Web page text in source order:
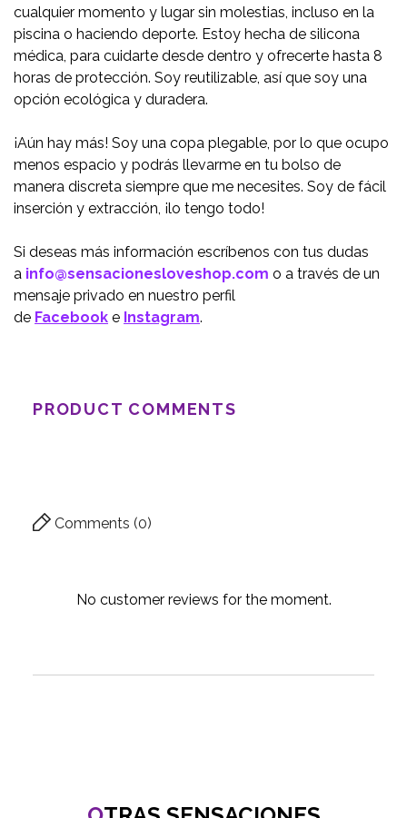
cualquier momento y lugar sin molestias, incluso en la
piscina o haciendo deporte. Estoy hecha de silicona
médica, para cuidarte desde dentro y ofrecerte hasta 8
horas de protección. Soy reutilizable, así que soy una
opción ecológica y duradera.
¡Aún hay más! Soy una copa plegable, por lo que ocupo
menos espacio y podrás llevarme en tu bolso de
manera discreta siempre que me necesites. Soy de fácil
inserción y extracción, ¡lo tengo todo!
Si deseas más información escríbenos con tus dudas
a info@sensacionesloveshop.com o a través de un
mensaje privado en nuestro perfil
de Facebook e Instagram.
PRODUCT COMMENTS
Comments (0)
No customer reviews for the moment.